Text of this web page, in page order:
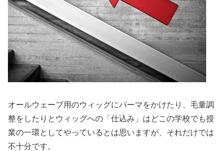
オールウェーブ用のウィッグにパーマをかけたり、毛量調
整をしたりとウィッグへの「仕込み」はどこの学校でも授
業の一環としてやっているとは思いますが、それだけでは
不十分です。